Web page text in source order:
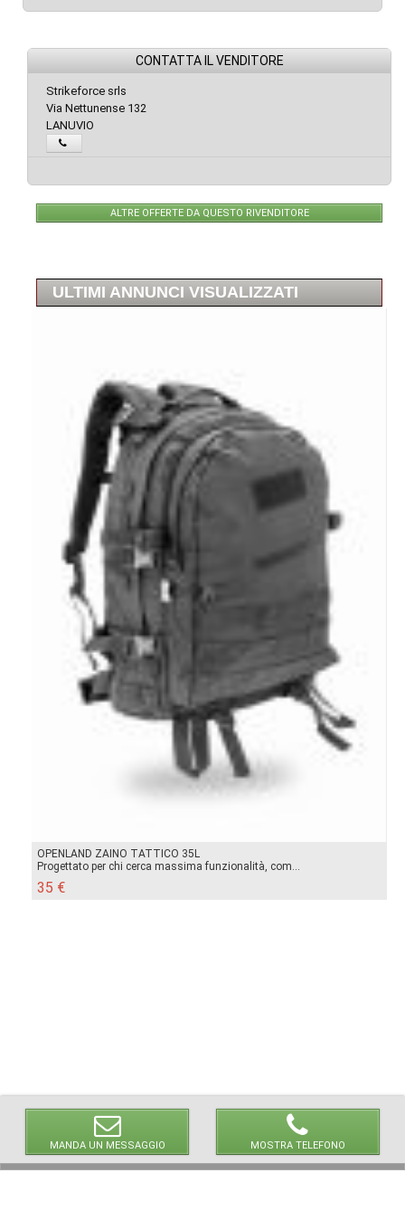
MANDA UN MESSAGGIO MOSTRA TELEFONO
CONTATTA IL VENDITORE
Strikeforce srls
Via Nettunense 132
LANUVIO
ALTRE OFFERTE DA QUESTO RIVENDITORE
ULTIMI ANNUNCI VISUALIZZATI
OPENLAND ZAINO TATTICO 35L
Progettato per chi cerca massima funzionalità, com...
35 €